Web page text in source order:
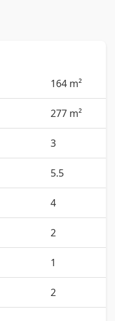
164 m²
277 m²
3
5.5
4
2
1
2